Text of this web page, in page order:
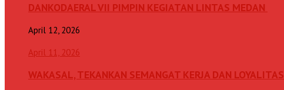
DANKODAERAL VII PIMPIN KEGIATAN LINTAS MEDAN
April 12, 2026
April 11, 2026
WAKASAL, TEKANKAN SEMANGAT KERJA DAN